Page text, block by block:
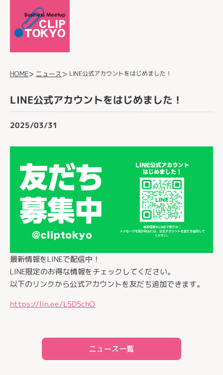
HOME ニュース LINE公式アカウントをはじめました！
LINE公式アカウントをはじめました！
2025/03/31
最新情報をLINEで配信中！
LINE限定のお得な情報をチェックしてください。
以下のリンクから公式アカウントを友だち追加できます。
https://lin.ee/L5D5chO
ニュース一覧